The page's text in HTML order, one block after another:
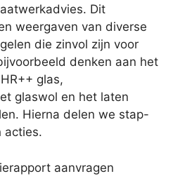
Dit
weergaven van diverse
die zinvol zijn voor
denken aan het
glas,
glaswol en het laten
Hierna delen we stap-
acties.
aanvragen